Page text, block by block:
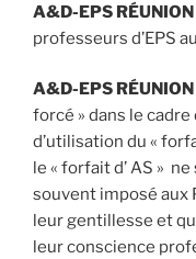
A&D-EPS RÉUNION
professeurs d’EPS
A&D-EPS RÉUNION
forcé » dans le cadre
d’utilisation du «
le « forfait d’ AS »
souvent imposé aux
leur gentillesse et
leur conscience